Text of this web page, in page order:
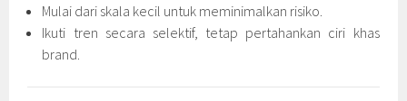
Mulai dari skala kecil untuk meminimalkan risiko.
Ikuti tren secara selektif, tetap pertahankan ciri khas
brand.